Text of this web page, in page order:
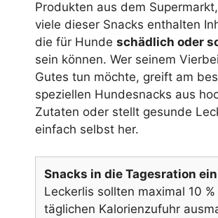
Produkten aus dem
viele dieser Snacks enthalten
die für Hunde schädlich oder
sein können. Wer seinem
Gutes tun möchte, greift am
speziellen Hundesnacks aus
Zutaten oder stellt gesunde
einfach selbst her.
Snacks in die Tagesration
Leckerlis sollten maximal 10
täglichen Kalorienzufuhr